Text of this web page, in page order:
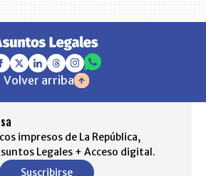
Volver arriba
impresos de La República,
Legales + Acceso digital.
Suscribirse